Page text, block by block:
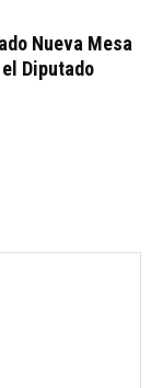
Nueva Mesa
Diputado